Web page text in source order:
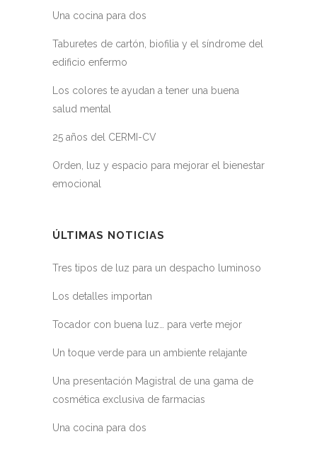
Una cocina para dos
Taburetes de cartón, biofilia y el síndrome del
edificio enfermo
Los colores te ayudan a tener una buena
salud mental
25 años del CERMI-CV
Orden, luz y espacio para mejorar el bienestar
emocional
ÚLTIMAS NOTICIAS
Tres tipos de luz para un despacho luminoso
Los detalles importan
Tocador con buena luz… para verte mejor
Un toque verde para un ambiente relajante
Una presentación Magistral de una gama de
cosmética exclusiva de farmacias
Una cocina para dos